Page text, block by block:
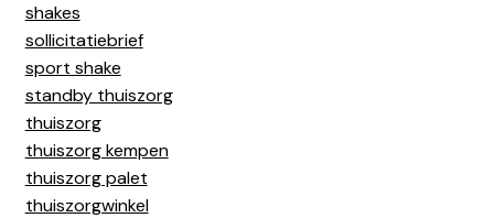
shakes
sollicitatiebrief
sport shake
standby thuiszorg
thuiszorg
thuiszorg kempen
thuiszorg palet
thuiszorgwinkel